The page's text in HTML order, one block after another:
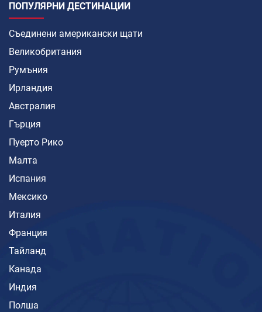
ПОПУЛЯРНИ ДЕСТИНАЦИИ
Съединени американски щати
Великобритания
Румъния
Ирландия
Австралия
Гърция
Пуерто Рико
Малта
Испания
Мексико
Италия
Франция
Тайланд
Канада
Индия
Полша